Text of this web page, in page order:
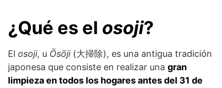
¿Qué es el osoji?
El osoji, u Ōsōji(大掃除), es una antigua tradición
japonesa que consiste en realizar una gran
limpieza en todos los hogares antes del 31 de